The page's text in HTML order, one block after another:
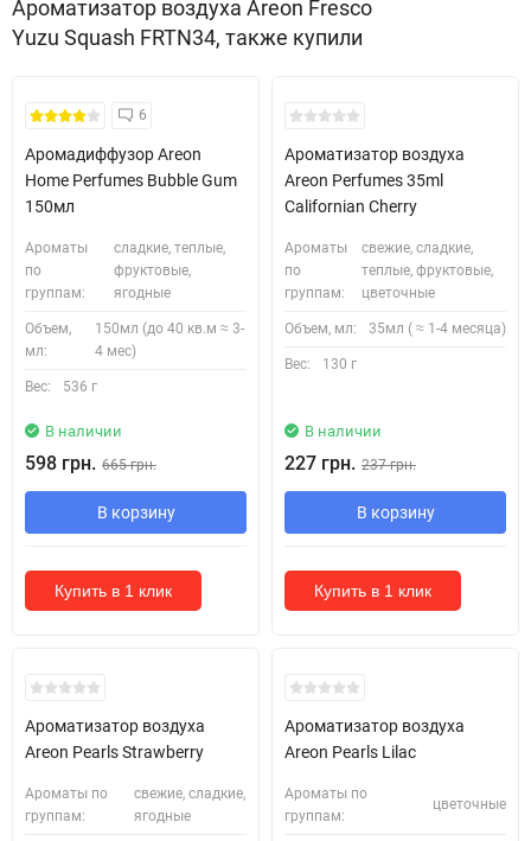
Ароматизатор воздуха Areon Fresco
Yuzu Squash FRTN34, также купили
Безкоштовна Доставка
6
Аромадиффузор Areon
Home Perfumes Bubble Gum
150мл
Ароматы
по
группам:
сладкие, теплые,
фруктовые,
ягодные
Объем,
мл:
150мл (до 40 кв.м ≈ 3-
4 мес)
Вес: 536 г
В наличии
598 грн. 665 грн.
В корзину
Купить в 1 клик
Ароматизатор воздуха
Areon Perfumes 35ml
Californian Cherry
Ароматы
по
группам:
свежие, сладкие,
теплые, фруктовые,
цветочные
Объем, мл: 35мл ( ≈ 1-4 месяца)
Вес: 130 г
В наличии
227 грн. 237 грн.
В корзину
Купить в 1 клик
Ароматизатор воздуха
Areon Pearls Strawberry
Ароматы по
группам:
свежие, сладкие,
ягодные
Ароматизатор воздуха
Areon Pearls Lilac
Ароматы по
группам:
цветочные